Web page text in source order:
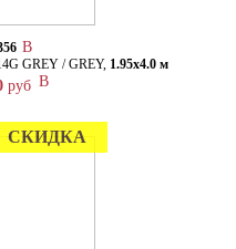
GREY / GREY, 1.95х4.0 м
руб
СКИДКА